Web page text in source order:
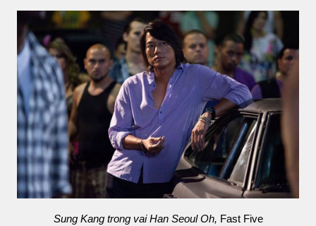
Sung Kang trong vai Han Seoul Oh, Fast Five